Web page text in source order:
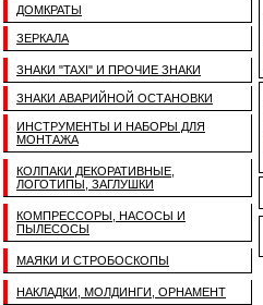
ДОМКРАТЫ
ЗЕРКАЛА
ЗНАКИ "TAXI" И ПРОЧИЕ ЗНАКИ
ЗНАКИ АВАРИЙНОЙ ОСТАНОВКИ
ИНСТРУМЕНТЫ И НАБОРЫ ДЛЯ
МОНТАЖА
КОЛПАКИ ДЕКОРАТИВНЫЕ,
ЛОГОТИПЫ, ЗАГЛУШКИ
КОМПРЕССОРЫ, НАСОСЫ И
ПЫЛЕСОСЫ
МАЯКИ И СТРОБОСКОПЫ
НАКЛАДКИ, МОЛДИНГИ, ОРНАМЕНТ